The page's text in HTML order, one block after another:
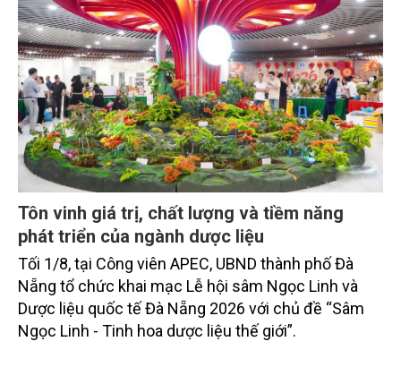
Tôn vinh giá trị, chất lượng và tiềm năng
phát triển của ngành dược liệu
Tối 1/8, tại Công viên APEC, UBND thành phố Đà
Nẵng tổ chức khai mạc Lễ hội sâm Ngọc Linh và
Dược liệu quốc tế Đà Nẵng 2026 với chủ đề “Sâm
Ngọc Linh - Tinh hoa dược liệu thế giới”.